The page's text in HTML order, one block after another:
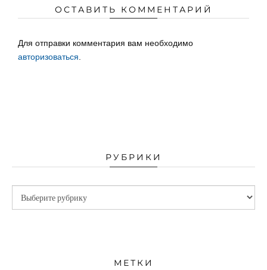
ОСТАВИТЬ КОММЕНТАРИЙ
Для отправки комментария вам необходимо
авторизоваться.
РУБРИКИ
МЕТКИ